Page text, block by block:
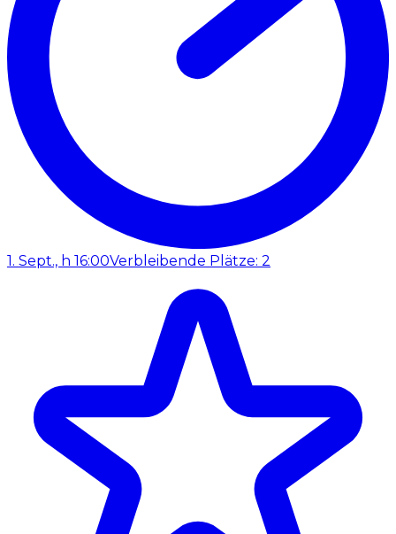
1. Sept., h 16:00Verbleibende Plätze: 2